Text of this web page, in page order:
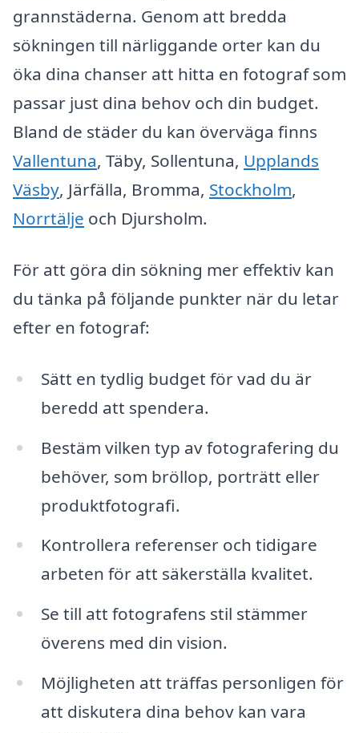
grannstäderna. Genom att bredda
sökningen till närliggande orter kan du
öka dina chanser att hitta en fotograf som
passar just dina behov och din budget.
Bland de städer du kan överväga finns
Vallentuna, Täby, Sollentuna, Upplands
Väsby, Järfälla, Bromma, Stockholm,
Norrtälje och Djursholm.
För att göra din sökning mer effektiv kan
du tänka på följande punkter när du letar
efter en fotograf:
Sätt en tydlig budget för vad du är
beredd att spendera.
Bestäm vilken typ av fotografering du
behöver, som bröllop, porträtt eller
produktfotografi.
Kontrollera referenser och tidigare
arbeten för att säkerställa kvalitet.
Se till att fotografens stil stämmer
överens med din vision.
Möjligheten att träffas personligen för
att diskutera dina behov kan vara